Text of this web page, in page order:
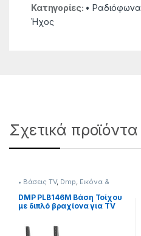
Κατηγορίες: • Ραδιόφωνα
Ήχος
Σχετικά προϊόντα
• Βάσεις TV, Dmp, Εικόνα &
DMP PLB146M Βάση Τοίχου
με διπλό βραχίονα για TV